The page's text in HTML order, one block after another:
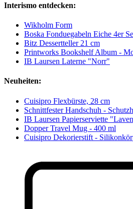
Interismo entdecken:
Wikholm Form
Boska Fonduegabeln Eiche 4er
Bitz Dessertteller 21 cm
Printworks Bookshelf Album -
IB Laursen Laterne "Norr"
Neuheiten:
Cuisipro Flexbürste, 28 cm
Schnittfester Handschuh -
IB Laursen Papierserviette
Dopper Travel Mug - 400 ml
Cuisipro Dekorierstift -